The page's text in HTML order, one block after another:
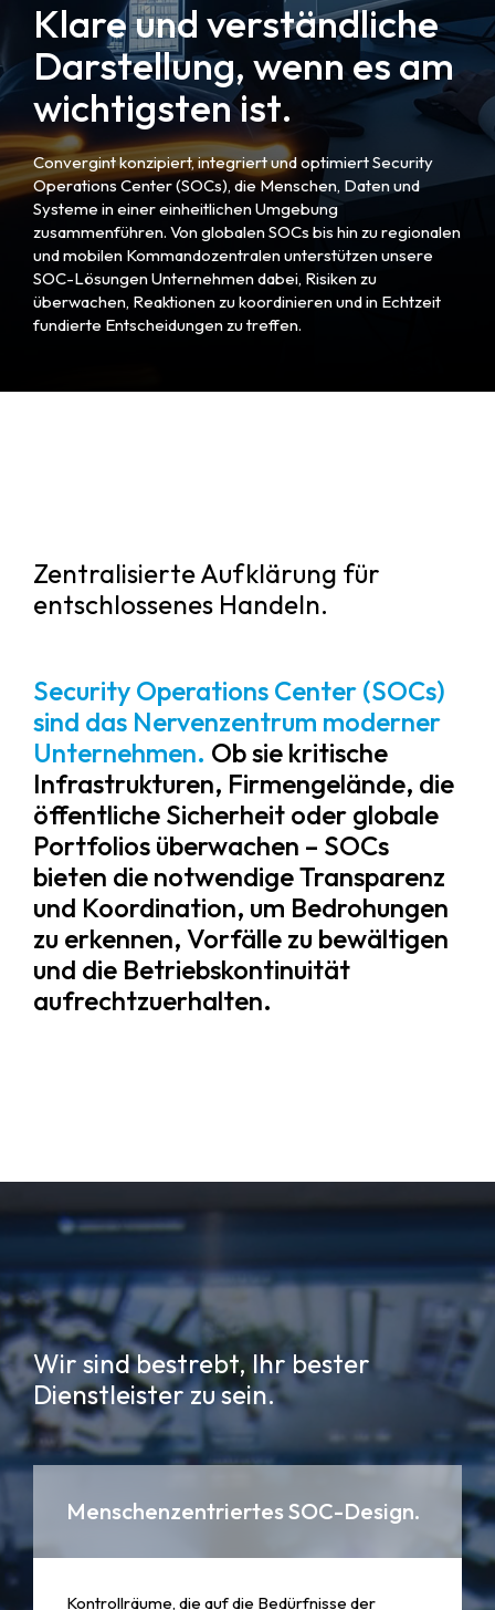
Klare und verständliche
Darstellung, wenn es am
wichtigsten ist.
Convergint konzipiert, integriert und optimiert Security
Operations Center (SOCs), die Menschen, Daten und
Systeme in einer einheitlichen Umgebung
zusammenführen. Von globalen SOCs bis hin zu regionalen
und mobilen Kommandozentralen unterstützen unsere
SOC-Lösungen Unternehmen dabei, Risiken zu
überwachen, Reaktionen zu koordinieren und in Echtzeit
fundierte Entscheidungen zu treffen.
Zentralisierte Aufklärung für
entschlossenes Handeln.
Security Operations Center (SOCs)
sind das Nervenzentrum moderner
Unternehmen. Ob sie kritische
Infrastrukturen, Firmengelände, die
öffentliche Sicherheit oder globale
Portfolios überwachen – SOCs
bieten die notwendige Transparenz
und Koordination, um Bedrohungen
zu erkennen, Vorfälle zu bewältigen
und die Betriebskontinuität
aufrechtzuerhalten.
Wir sind bestrebt, Ihr bester
Dienstleister zu sein.
Menschenzentriertes SOC-Design.
Kontrollräume, die auf die Bedürfnisse der